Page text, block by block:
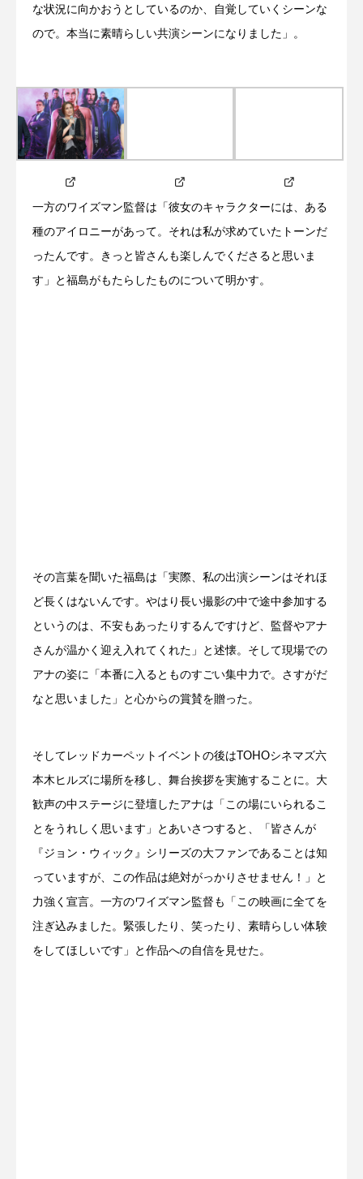
な状況に向かおうとしているのか、自覚していくシーンな
ので。本当に素晴らしい共演シーンになりました」。
一方のワイズマン監督は「彼女のキャラクターには、ある
種のアイロニーがあって。それは私が求めていたトーンだ
ったんです。きっと皆さんも楽しんでくださると思いま
す」と福島がもたらしたものについて明かす。
その言葉を聞いた福島は「実際、私の出演シーンはそれほ
ど長くはないんです。やはり長い撮影の中で途中参加する
というのは、不安もあったりするんですけど、監督やアナ
さんが温かく迎え入れてくれた」と述懐。そして現場での
アナの姿に「本番に入るとものすごい集中力で。さすがだ
なと思いました」と心からの賞賛を贈った。
そしてレッドカーペットイベントの後はTOHOシネマズ六
本木ヒルズに場所を移し、舞台挨拶を実施することに。大
歓声の中ステージに登壇したアナは「この場にいられるこ
とをうれしく思います」とあいさつすると、「皆さんが
『ジョン・ウィック』シリーズの大ファンであることは知
っていますが、この作品は絶対がっかりさせません！」と
力強く宣言。一方のワイズマン監督も「この映画に全てを
注ぎ込みました。緊張したり、笑ったり、素晴らしい体験
をしてほしいです」と作品への自信を見せた。